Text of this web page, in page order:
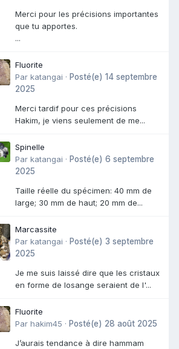
Merci pour les précisions importantes
que tu apportes.
...
Fluorite
Par katangai · Posté(e) 14 septembre
2025
Merci tardif pour ces précisions
Hakim, je viens seulement de me...
Spinelle
Par katangai · Posté(e) 6 septembre
2025
Taille réelle du spécimen: 40 mm de
large; 30 mm de haut; 20 mm de...
Marcassite
Par katangai · Posté(e) 3 septembre
2025
Je me suis laissé dire que les cristaux
en forme de losange seraient de l'...
Fluorite
Par hakim45 · Posté(e) 28 août 2025
J’aurais tendance à dire hammam